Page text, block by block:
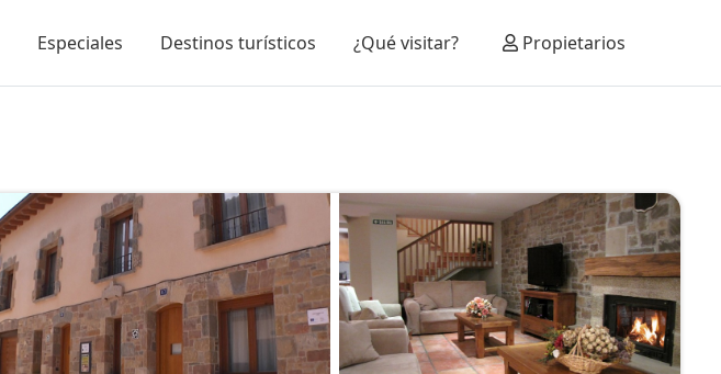
Especiales Destinos turísticos ¿Qué visitar? Propietarios